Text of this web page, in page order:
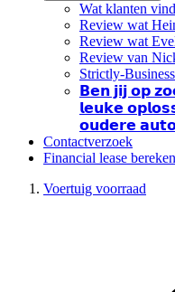
Wat klanten
Review wat
Review wat
Review van
Strictly-
𝗕𝗲𝗻 𝗷𝗶𝗷 𝗼𝗽
𝗹𝗲𝘂𝗸𝗲
𝗼𝘂𝗱𝗲𝗿𝗲
Contactverzoek
Financial lease
Voertuig voorraad